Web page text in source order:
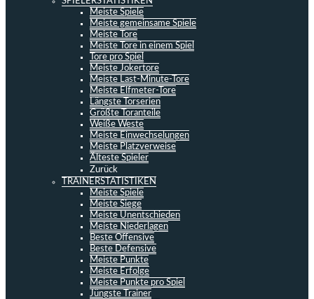
Meiste Spiele
Meiste gemeinsame Spiele
Meiste Tore
Meiste Tore in einem Spiel
Tore pro Spiel
Meiste Jokertore
Meiste Last-Minute-Tore
Meiste Elfmeter-Tore
Längste Torserien
Größte Toranteile
Weiße Weste
Meiste Einwechselungen
Meiste Platzverweise
Älteste Spieler
Zurück
TRAINERSTATISTIKEN
Meiste Spiele
Meiste Siege
Meiste Unentschieden
Meiste Niederlagen
Beste Offensive
Beste Defensive
Meiste Punkte
Meiste Erfolge
Meiste Punkte pro Spiel
Jüngste Trainer